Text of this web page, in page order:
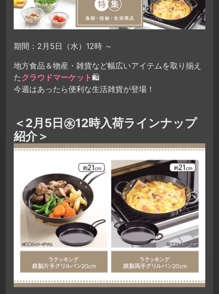
期間：2月5日（水）12時 ～
地方食品＆物産・雑貨など幅広いアイテムを取り揃え
たクラウドマーケット🛍
今週はあったら便利な生活雑貨が登場！
＜2月5日㊌12時入荷ラインナップ
紹介＞